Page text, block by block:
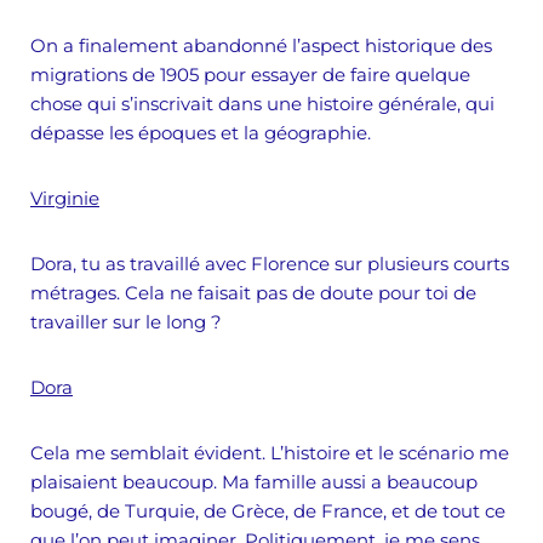
On a finalement abandonné l’aspect historique des
migrations de 1905 pour essayer de faire quelque
chose qui s’inscrivait dans une histoire générale, qui
dépasse les époques et la géographie.
Virginie
Dora, tu as travaillé avec Florence sur plusieurs courts
métrages. Cela ne faisait pas de doute pour toi de
travailler sur le long ?
Dora
Cela me semblait évident. L’histoire et le scénario me
plaisaient beaucoup. Ma famille aussi a beaucoup
bougé, de Turquie, de Grèce, de France, et de tout ce